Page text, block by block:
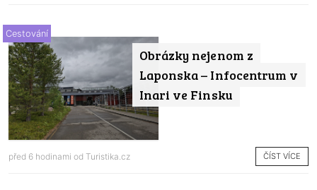
Obrázky nejenom z
Laponska – Infocentrum v
Inari ve Finsku
Cestování
před 6 hodinami od Turistika.cz ČÍST VÍCE